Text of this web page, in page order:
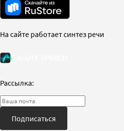
На сайте работает синтез речи
Рассылка:
Подписаться